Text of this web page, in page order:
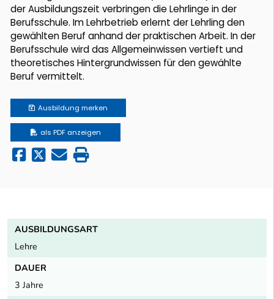
der Ausbildungszeit verbringen die Lehrlinge in der
Berufsschule. Im Lehrbetrieb erlernt der Lehrling den
gewählten Beruf anhand der praktischen Arbeit. In der
Berufsschule wird das Allgemeinwissen vertieft und
theoretisches Hintergrundwissen für den gewählte
Beruf vermittelt.
Ausbildung merken
als PDF anzeigen
AUSBILDUNGSART
Lehre
DAUER
3 Jahre